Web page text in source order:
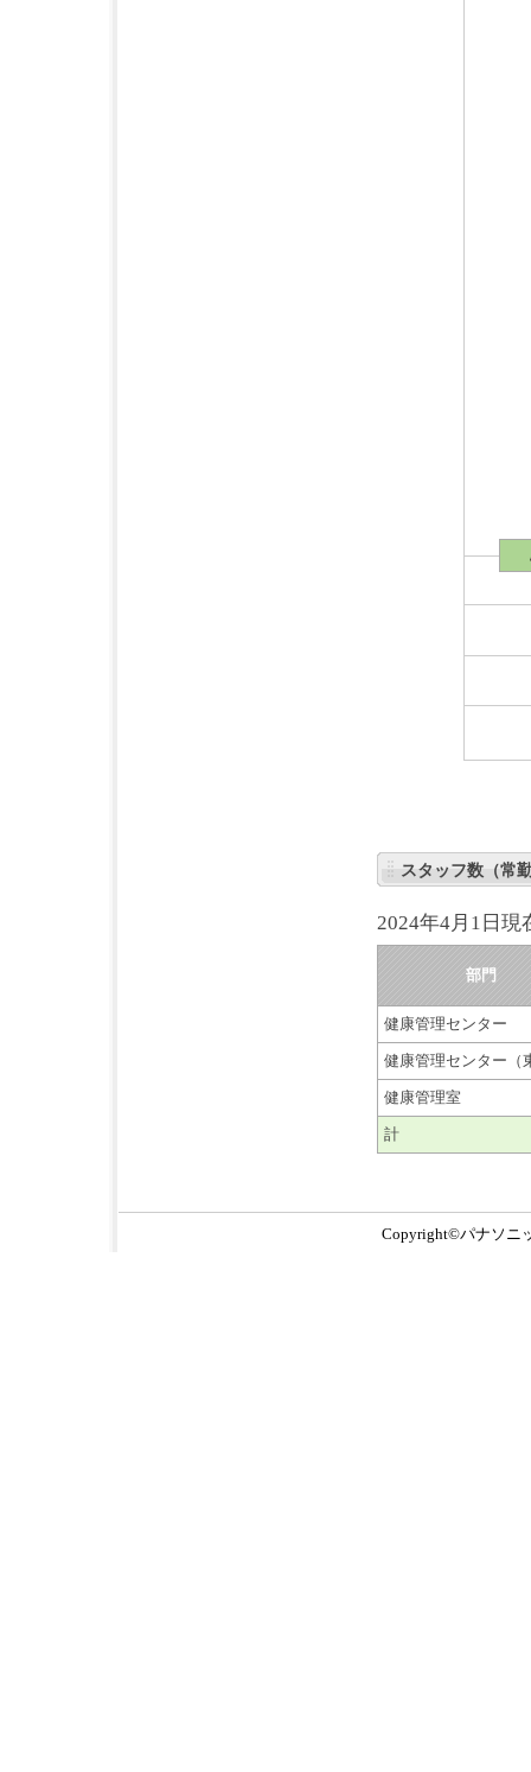
スタッフ数（常
2024年4月1日現
部門
健康管理センター
健康管理センター（
健康管理室
計
Copyright©パナソニ